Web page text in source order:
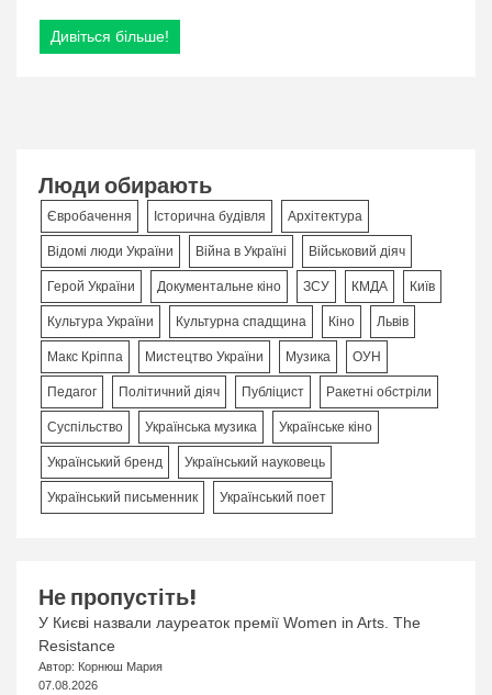
Дивіться більше!
Люди обирають
Євробачення Історична будівля Архітектура
Відомі люди України Війна в Україні Військовий діяч
Герой України Документальне кіно ЗСУ КМДА Київ
Культура України Культурна спадщина Кіно Львів
Макс Кріппа Мистецтво України Музика ОУН
Педагог Політичний діяч Публіцист Ракетні обстріли
Суспільство Українська музика Українське кіно
Український бренд Український науковець
Український письменник Український поет
Не пропустіть!
У Києві назвали лауреаток премії Women in Arts. The
Resistance
Автор: Корнюш Мария
07.08.2026